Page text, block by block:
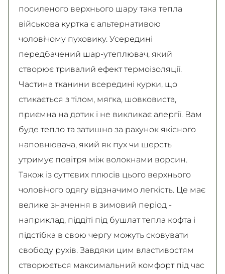
посиленого верхнього шару така тепла
військова куртка є альтернативою
чоловічому пуховику. Усередині
передбачений шар-утеплювач, який
створює тривалий ефект термоізоляції.
Частина тканини всередині курки, що
стикається з тілом, мягка, шовковиста,
приємна на дотик і не викликає алергії. Вам
буде тепло та затишно за рахунок якісного
наповнювача, який як пух чи шерсть
утримує повітря між волокнами ворсин.
Також із суттєвих плюсів цього верхнього
чоловічого одягу відзначимо легкість. Це має
велике значення в зимовий період -
наприклад, піддіті під бушлат тепла кофта і
підстібка в свою чергу можуть сковувати
свободу рухів. Завдяки цим властивостям
створюється максимальний комфорт під час